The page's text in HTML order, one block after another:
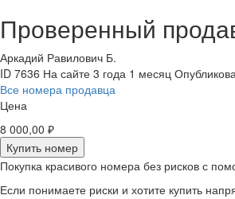
Проверенный
Аркадий Равилович Б.
ID 7636 На сайте 3 года 1 месяц
Все номера продавца
Цена
8 000,00 ₽
Купить номер
Покупка красивого номера без рисков с
Если понимаете риски и хотите купить